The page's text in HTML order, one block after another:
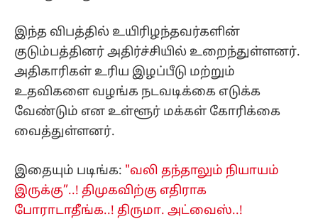
இந்த விபத்தில் உயிரிழந்தவர்களின்
குடும்பத்தினர் அதிர்ச்சியில் உறைந்துள்ளனர்.
அதிகாரிகள் உரிய இழப்பீடு மற்றும்
உதவிகளை வழங்க நடவடிக்கை எடுக்க
வேண்டும் என உள்ளூர் மக்கள் கோரிக்கை
வைத்துள்ளனர்.
இதையும் படிங்க: "வலி தந்தாலும் நியாயம்
இருக்கு”..! திமுகவிற்கு எதிராக
போராடாதீங்க..! திருமா. அட்வைஸ்..!